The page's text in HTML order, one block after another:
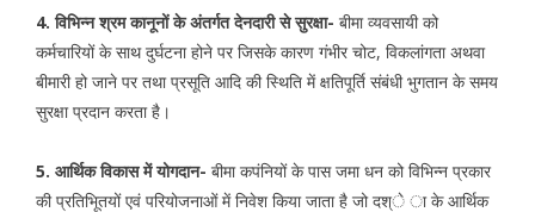
4. विभिन्न श्रम कानूनों के अंतर्गत देनदारी से सुरक्षा- बीमा व्यवसायी को
कर्मचारियों के साथ दुर्घटना होने पर जिसके कारण गंभीर चोट, विकलांगता अथवा
बीमारी हो जाने पर तथा प्रसूति आदि की स्थिति में क्षतिपूर्ति संबंधी भुगतान के समय
सुरक्षा प्रदान करता है।
5. आर्थिक विकास में योगदान- बीमा कपंनियों के पास जमा धन को विभिन्न प्रकार
की प्रतिभूितयों एवं परियोजनाओं में निवेश किया जाता है जो दश्े ा के आर्थिक